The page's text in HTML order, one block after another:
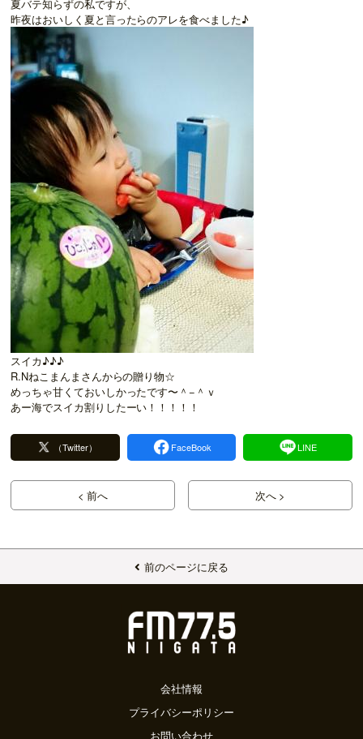
夏バテ知らずの私ですが、
昨夜はおいしく夏と言ったらのアレを食べました♪
スイカ♪♪♪
R.Nねこまんまさんからの贈り物☆
めっちゃ甘くておいしかったです〜＾−＾ｖ
あー海でスイカ割りしたーい！！！！！
（Twitter） FaceBook LINE
< 前へ 次へ >
前のページに戻る
会社情報
プライバシーポリシー
お問い合わせ